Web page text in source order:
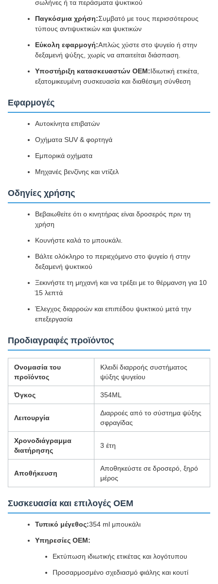
σωλήνες ή τα περάσματα ψυκτικού
Παγκόσμια χρήση:Συμβατό με τους περισσότερους
τύπους αντιψυκτικών και ψυκτικών
Εύκολη εφαρμογή:Απλώς χύστε στο ψυγείο ή στην
δεξαμενή ψύξης, χωρίς να απαιτείται διάσπαση.
Υποστήριξη κατασκευαστών OEM:Ιδιωτική ετικέτα,
εξατομικευμένη συσκευασία και διαθέσιμη σύνθεση
Εφαρμογές
Αυτοκίνητα επιβατών
Οχήματα SUV & φορτηγά
Εμπορικά οχήματα
Μηχανές βενζίνης και ντίζελ
Οδηγίες χρήσης
Βεβαιωθείτε ότι ο κινητήρας είναι δροσερός πριν τη
χρήση
Κουνήστε καλά το μπουκάλι.
Βάλτε ολόκληρο το περιεχόμενο στο ψυγείο ή στην
δεξαμενή ψυκτικού
Ξεκινήστε τη μηχανή και να τρέξει με το θέρμανση για 10
̇15 λεπτά
Έλεγχος διαρροών και επιπέδου ψυκτικού μετά την
επεξεργασία
Προδιαγραφές προϊόντος
Ονομασία του
προϊόντος
Κλειδί διαρροής συστήματος
ψύξης ψυγείου
Όγκος 354ML
Λειτουργία
Διαρροές από το σύστημα ψύξης
σφραγίδας
Χρονοδιάγραμμα
διατήρησης
3 έτη
Αποθήκευση
Αποθηκεύστε σε δροσερό, ξηρό
μέρος
Συσκευασία και επιλογές OEM
Τυπικό μέγεθος:354 ml μπουκάλι
Υπηρεσίες OEM:
Εκτύπωση ιδιωτικής ετικέτας και λογότυπου
Προσαρμοσμένο σχεδιασμό φιάλης και κουτί